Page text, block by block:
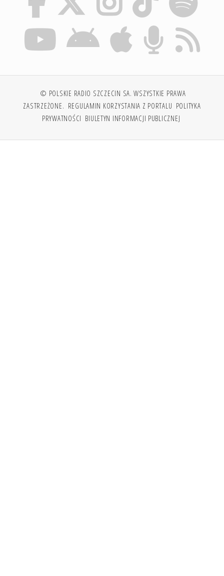
© POLSKIE RADIO SZCZECIN SA. WSZYSTKIE PRAWA
ZASTRZEŻONE. REGULAMIN KORZYSTANIA Z PORTALU POLITYKA
PRYWATNOŚCI BIULETYN INFORMACJI PUBLICZNEJ